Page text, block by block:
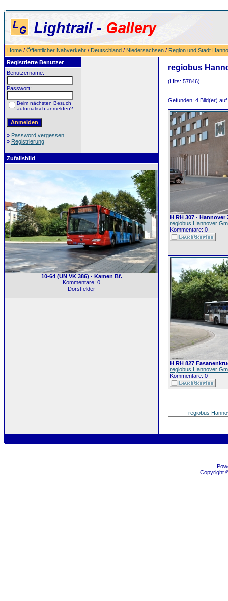
Home / Öffentlicher Nahverkehr / Deutschland / Niedersachsen / Region und Stadt
Registrierte Benutzer
Benutzername:
Passwort:
Beim nächsten Besuch
automatisch anmelden?
» Password vergessen
» Registrierung
Zufallsbild
10-64 (UN VK 386) · Kamen Bf.
Kommentare: 0
Dorstfelder
regiobus
(Hits: 57846)
Gefunden: 4 Bild(er)
H RH 307 · Hannover
regiobus Hannover
Kommentare: 0
H RH 827
regiobus Hannover
Kommentare: 0
Copyright